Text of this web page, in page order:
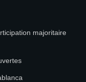
majoritaire